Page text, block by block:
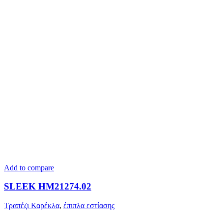
Add to compare
SLEEK HM21274.02
Τραπέζι Καρέκλα, έπιπλα εστίασης